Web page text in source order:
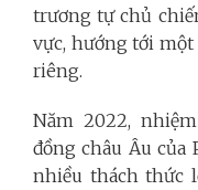
trương tự chủ
vực, hướng tới
riêng.
Năm 2022,
đồng châu Âu của
nhiều thách thức